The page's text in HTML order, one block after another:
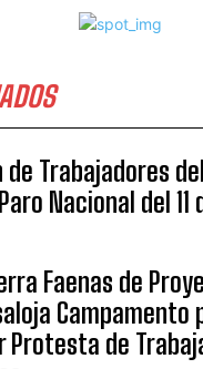
de Trabajadores
Nacional del 11
Faenas de
Campamento
Protesta de